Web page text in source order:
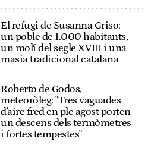
El refugi de Susanna Griso:
un poble de 1.000 habitants,
un molí del segle XVIII i una
masia tradicional catalana
Roberto de Godos,
meteoròleg: "Tres vaguades
d'aire fred en ple agost porten
un descens dels termòmetres
i fortes tempestes"